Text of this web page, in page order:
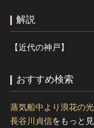
解説
【近代の神戸】
おすすめ検索
蒸気船中より浪花の
長谷川貞信をもっと